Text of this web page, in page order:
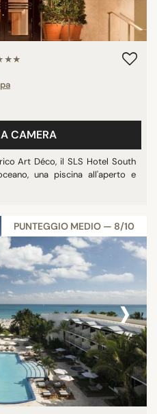
CAMERA
Art Déco, il SLS Hotel South
una piscina all'aperto e
PUNTEGGIO MEDIO — 8/10
›